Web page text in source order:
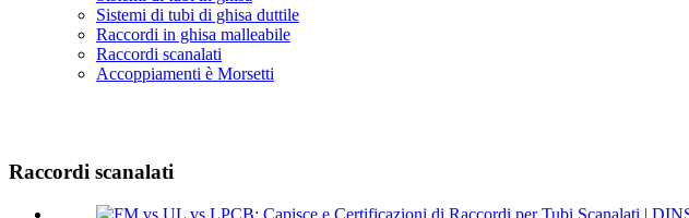
Sistemi di tubi di ghisa duttile
Raccordi in ghisa malleabile
Raccordi scanalati
Accoppiamenti è Morsetti
Raccordi scanalati